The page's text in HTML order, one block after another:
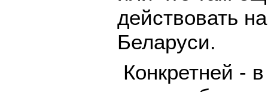
действовать
Беларуси.
Конкретней -